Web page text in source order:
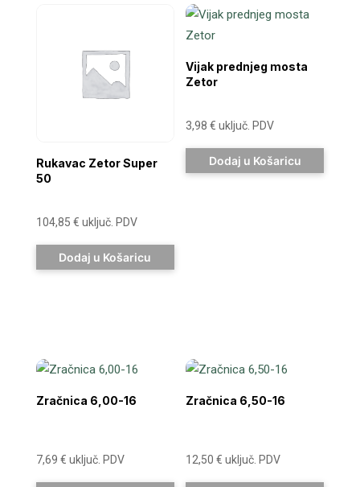
Rukavac Zetor Super
50
104,85 € uključ. PDV
Dodaj u Košaricu
Vijak prednjeg mosta
Zetor
3,98€ uključ. PDV
Dodaj u Košaricu
Zračnica 6,00-16
7,69 € uključ. PDV
Zračnica 6,50-16
12,50€ uključ. PDV